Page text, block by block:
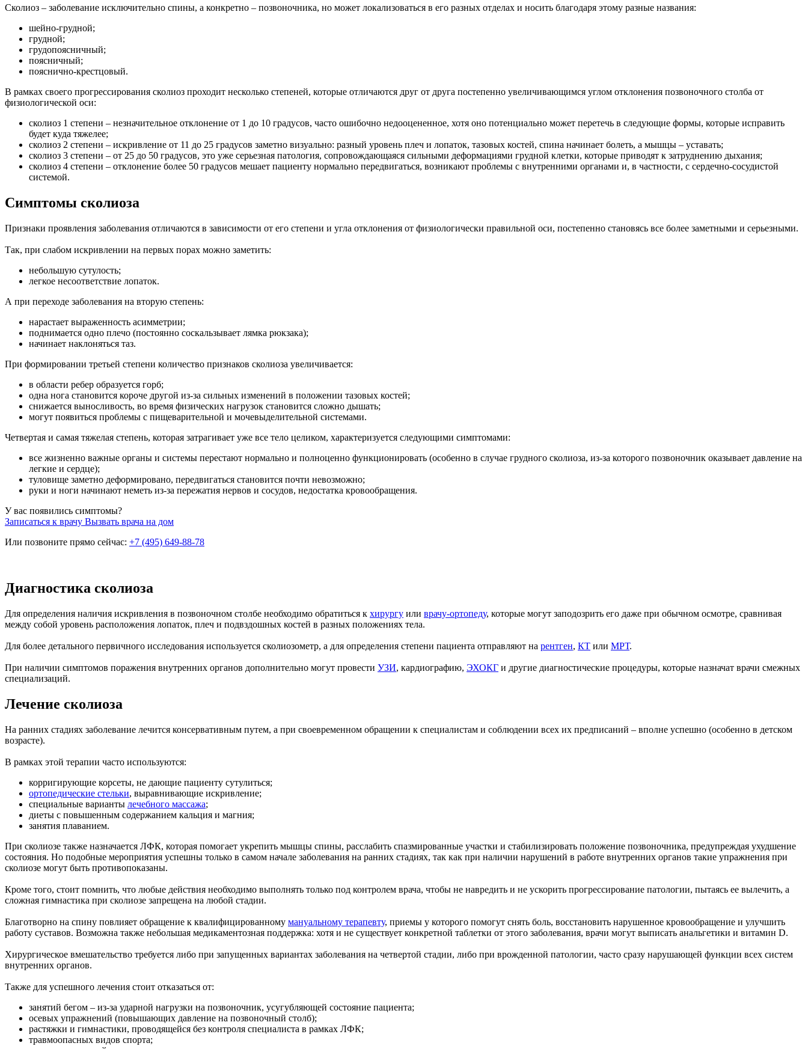
Сколиоз – заболевание исключительно спины, а конкретно – позвоночника, но может локализоваться в его разных отделах и носить благодаря этому разные названия:
шейно-грудной;
грудной;
грудопоясничный;
поясничный;
пояснично-крестцовый.
В рамках своего прогрессирования сколиоз проходит несколько степеней, которые отличаются друг от друга постепенно увеличивающимся углом отклонения позвоночного столба от
физиологической оси:
сколиоз 1 степени – незначительное отклонение от 1 до 10 градусов, часто ошибочно недооцененное, хотя оно потенциально может перетечь в следующие формы, которые исправить
будет куда тяжелее;
сколиоз 2 степени – искривление от 11 до 25 градусов заметно визуально: разный уровень плеч и лопаток, тазовых костей, спина начинает болеть, а мышцы – уставать;
сколиоз 3 степени – от 25 до 50 градусов, это уже серьезная патология, сопровождающаяся сильными деформациями грудной клетки, которые приводят к затруднению дыхания;
сколиоз 4 степени – отклонение более 50 градусов мешает пациенту нормально передвигаться, возникают проблемы с внутренними органами и, в частности, с сердечно-сосудистой
системой.
Симптомы сколиоза
Признаки проявления заболевания отличаются в зависимости от его степени и угла отклонения от физиологически правильной оси, постепенно становясь все более заметными и серьезными.
Так, при слабом искривлении на первых порах можно заметить:
небольшую сутулость;
легкое несоответствие лопаток.
А при переходе заболевания на вторую степень:
нарастает выраженность асимметрии;
поднимается одно плечо (постоянно соскальзывает лямка рюкзака);
начинает наклоняться таз.
При формировании третьей степени количество признаков сколиоза увеличивается:
в области ребер образуется горб;
одна нога становится короче другой из-за сильных изменений в положении тазовых костей;
снижается выносливость, во время физических нагрузок становится сложно дышать;
могут появиться проблемы с пищеварительной и мочевыделительной системами.
Четвертая и самая тяжелая степень, которая затрагивает уже все тело целиком, характеризуется следующими симптомами:
все жизненно важные органы и системы перестают нормально и полноценно функционировать (особенно в случае грудного сколиоза, из-за которого позвоночник оказывает давление на
легкие и сердце);
туловище заметно деформировано, передвигаться становится почти невозможно;
руки и ноги начинают неметь из-за пережатия нервов и сосудов, недостатка кровообращения.
У вас появились симптомы?
Записаться к врачу Вызвать врача на дом
Или позвоните прямо сейчас: +7 (495) 649-88-78
Диагностика сколиоза
Для определения наличия искривления в позвоночном столбе необходимо обратиться к хирургу или врачу-ортопеду, которые могут заподозрить его даже при обычном осмотре, сравнивая
между собой уровень расположения лопаток, плеч и подвздошных костей в разных положениях тела.
Для более детального первичного исследования используется сколиозометр, а для определения степени пациента отправляют на рентген, КТ или МРТ.
При наличии симптомов поражения внутренних органов дополнительно могут провести УЗИ, кардиографию, ЭХОКГ и другие диагностические процедуры, которые назначат врачи смежных
специализаций.
Лечение сколиоза
На ранних стадиях заболевание лечится консервативным путем, а при своевременном обращении к специалистам и соблюдении всех их предписаний – вполне успешно (особенно в детском
возрасте).
В рамках этой терапии часто используются:
корригирующие корсеты, не дающие пациенту сутулиться;
ортопедические стельки, выравнивающие искривление;
специальные варианты лечебного массажа;
диеты с повышенным содержанием кальция и магния;
занятия плаванием.
При сколиозе также назначается ЛФК, которая помогает укрепить мышцы спины, расслабить спазмированные участки и стабилизировать положение позвоночника, предупреждая ухудшение
состояния. Но подобные мероприятия успешны только в самом начале заболевания на ранних стадиях, так как при наличии нарушений в работе внутренних органов такие упражнения при
сколиозе могут быть противопоказаны.
Кроме того, стоит помнить, что любые действия необходимо выполнять только под контролем врача, чтобы не навредить и не ускорить прогрессирование патологии, пытаясь ее вылечить, а
сложная гимнастика при сколиозе запрещена на любой стадии.
Благотворно на спину повлияет обращение к квалифицированному мануальному терапевту, приемы у которого помогут снять боль, восстановить нарушенное кровообращение и улучшить
работу суставов. Возможна также небольшая медикаментозная поддержка: хотя и не существует конкретной таблетки от этого заболевания, врачи могут выписать анальгетики и витамин D.
Хирургическое вмешательство требуется либо при запущенных вариантах заболевания на четвертой стадии, либо при врожденной патологии, часто сразу нарушающей функции всех систем
внутренних органов.
Также для успешного лечения стоит отказаться от:
занятий бегом – из-за ударной нагрузки на позвоночник, усугубляющей состояние пациента;
осевых упражнений (повышающих давление на позвоночный столб);
растяжки и гимнастики, проводящейся без контроля специалиста в рамках ЛФК;
травмоопасных видов спорта;